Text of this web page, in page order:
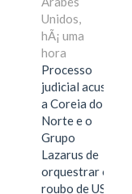
Unidos,
hÃ¡ uma
hora
Processo
judicial acusa
a Coreia do
Norte e o
Grupo
Lazarus de
orquestrar o
roubo de US$